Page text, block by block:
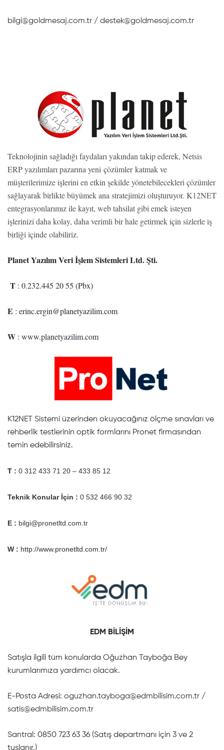
bilgi@goldmesaj.com.tr / destek@goldmesaj.com.tr
Teknolojinin sağladığı faydaları yakından takip ederek, Netsis
ERP yazılımları pazarına yeni çözümler katmak ve
müşterilerimize işlerini en etkin şekilde yönetebilecekleri çözümler
sağlayarak birlikte büyümek ana stratejimizi oluşturuyor. K12NET
entegrasyonlarımız ile kayıt, web tahsilat gibi emek isteyen
işlerinizi daha kolay, daha verimli bir hale getirmek için sizlerle iş
birliği içinde olabiliriz.
Planet Yazılım Veri İşlem Sistemleri Ltd. Şti.
T : 0.232.445 20 55 (Pbx)
E : erinc.ergin@planetyazilim.com
W : www.planetyazilim.com
K12NET Sistemi üzerinden okuyacağınız ölçme sınavları ve
rehberlik testlerinin optik formlarını Pronet firmasından
temin edebilirsiniz.
T : 0 312 433 71 20 – 433 85 12
Teknik Konular İçin : 0 532 466 90 32
E : bilgi@pronetltd.com.tr
W : http://www.pronetltd.com.tr/
EDM BİLİŞİM
Satışla ilgili tüm konularda Oğuzhan Tayboğa Bey
kurumlarımıza yardımcı olacak.
E-Posta Adresi: oguzhan.tayboga@edmbilisim.com.tr /
satis@edmbilisim.com.tr
Santral: 0850 723 63 36 (Satış departmanı için 3 ve 2
tuşlanır.)